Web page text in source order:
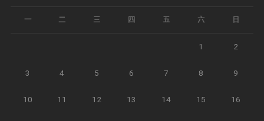
一 二 三 四 五 六 日
1 2
3 4 5 6 7 8 9
10 11 12 13 14 15 16